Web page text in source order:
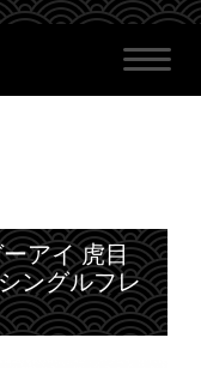
アイ 虎目
ングルフレ